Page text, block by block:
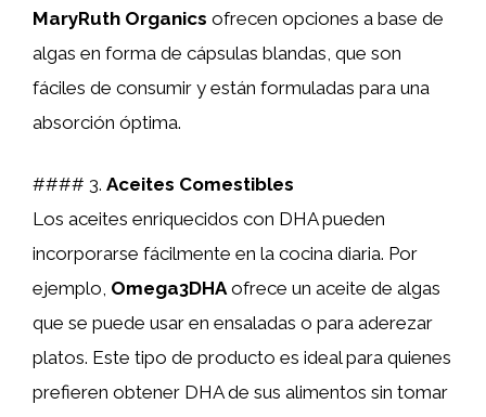
MaryRuth Organics ofrecen opciones a base de
algas en forma de cápsulas blandas, que son
fáciles de consumir y están formuladas para una
absorción óptima.
#### 3. Aceites Comestibles
Los aceites enriquecidos con DHA pueden
incorporarse fácilmente en la cocina diaria. Por
ejemplo, Omega3DHAofrece un aceite de algas
que se puede usar en ensaladas o para aderezar
platos. Este tipo de producto es ideal para quienes
prefieren obtener DHA de sus alimentos sin tomar